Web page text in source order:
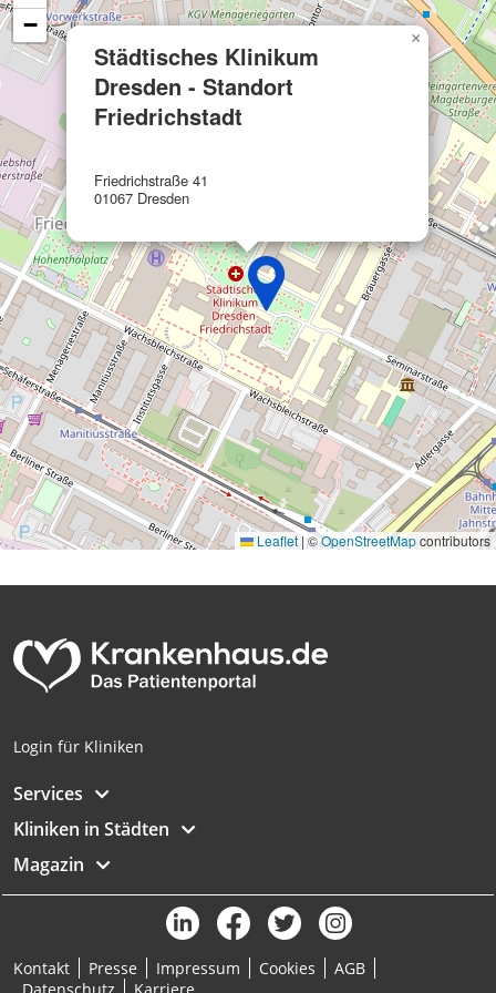
Städtisches Klinikum
Dresden - Standort
Friedrichstadt
Friedrichstraße 41
01067 Dresden
×
−
Leaflet |©OpenStreetMapcontributors
Login für Kliniken
Services
Kliniken in Städten
Magazin
Kontakt Presse Impressum Cookies
AGB
Funktional
Werbung